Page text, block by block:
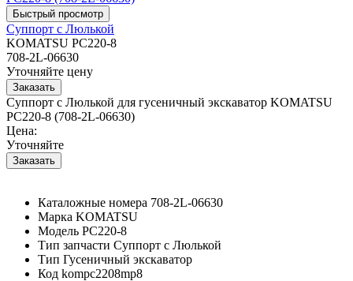
Суппорт с Люлькой
KOMATSU PC220-8
708-2L-06630
Уточняйте цену
Суппорт с Люлькой для гусеничный экскаватор KOMATSU
PC220-8 (708-2L-06630)
Цена:
Уточняйте
Каталожные номера 708-2L-06630
Марка KOMATSU
Модель PC220-8
Тип запчасти Суппорт с Люлькой
Тип Гусеничный экскаватор
Код kompc2208mp8